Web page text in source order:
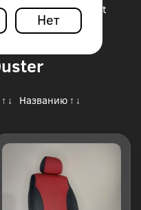
Нет
Renault / Renault
↑ ↓ Названию ↑ ↓